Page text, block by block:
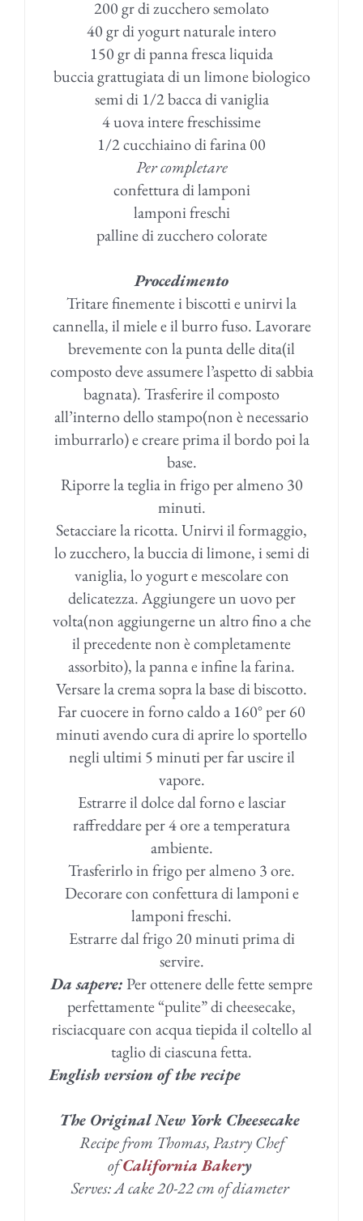
200 gr di zucchero semolato
40 gr di yogurt naturale intero
150 gr di panna fresca liquida
buccia grattugiata di un limone biologico
semi di 1/2 bacca di vaniglia
4 uova intere freschissime
1/2 cucchiaino di farina 00
Per completare
confettura di lamponi
lamponi freschi
palline di zucchero colorate
Procedimento
Tritare finemente i biscotti e unirvi la
cannella, il miele e il burro fuso. Lavorare
brevemente con la punta delle dita(il
composto deve assumere l’aspetto di sabbia
bagnata). Trasferire il composto
all’interno dello stampo(non è necessario
imburrarlo) e creare prima il bordo poi la
base.
Riporre la teglia in frigo per almeno 30
minuti.
Setacciare la ricotta. Unirvi il formaggio,
lo zucchero, la buccia di limone, i semi di
vaniglia, lo yogurt e mescolare con
delicatezza. Aggiungere un uovo per
volta(non aggiungerne un altro fino a che
il precedente non è completamente
assorbito), la panna e infine la farina.
Versare la crema sopra la base di biscotto.
Far cuocere in forno caldo a 160° per 60
minuti avendo cura di aprire lo sportello
negli ultimi 5 minuti per far uscire il
vapore.
Estrarre il dolce dal forno e lasciar
raffreddare per 4 ore a temperatura
ambiente.
Trasferirlo in frigo per almeno 3 ore.
Decorare con confettura di lamponi e
lamponi freschi.
Estrarre dal frigo 20 minuti prima di
servire.
Da sapere:Per ottenere delle fette sempre
perfettamente “pulite” di cheesecake,
risciacquare con acqua tiepida il coltello al
taglio di ciascuna fetta.
English version of the recipe
The Original New York Cheesecake
Recipe from Thomas, Pastry Chef
ofCalifornia Bakery
Serves: A cake 20-22 cm of diameter